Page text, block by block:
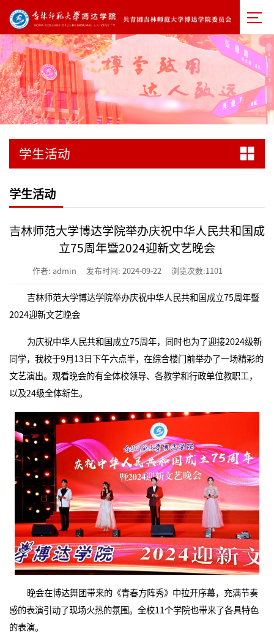
学生活动
学生活动
吉林师范大学博达学院举办庆祝中华人民共和国成
立75周年暨2024迎新文艺晚会
作者: admin 发布时间: 2024-09-22 浏览次数:1101
吉林师范大学博达学院举办庆祝中华人民共和国成立75周年暨
2024迎新文艺晚会
为庆祝中华人民共和国成立75周年，同时也为了迎接2024级新
同学，我校于9月13日下午六点半，在综合楼门前举办了一场精彩的
文艺演出。观看晚会的有全体校领导、各教学和行政单位教职工，
以及24级全体新生。
晚会在博达舞团带来的《青春方阵秀》中拉开序幕，充满节奏
感的表演引动了现场火热的氛围。全校11个学院也带来了各具特色
的表演。